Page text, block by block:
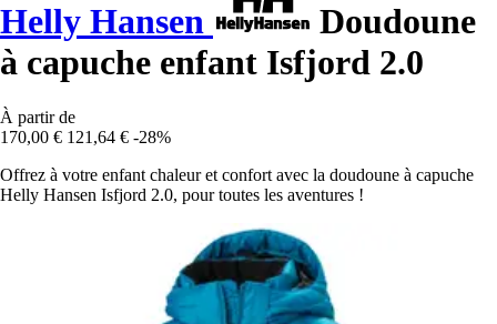
Helly Hansen
Doudoune
à capuche enfant Isfjord 2.0
À partir de
170,00 € 121,64 € -28%
Offrez à votre enfant chaleur et confort avec la doudoune à capuche
Helly Hansen Isfjord 2.0, pour toutes les aventures !